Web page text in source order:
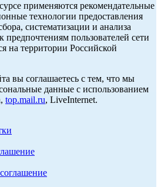
применяются рекомендательные
технологии предоставления
систематизации и анализа
предпочтениям пользователей сети
на территории Российской
вы соглашаетесь с тем, что мы
данные с использованием
top.mail.ru, LiveInternet.